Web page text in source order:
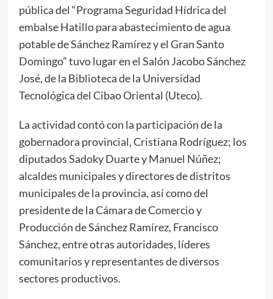
pública del “Programa Seguridad Hídrica del
embalse Hatillo para abastecimiento de agua
potable de Sánchez Ramírez y el Gran Santo
Domingo” tuvo lugar en el Salón Jacobo Sánchez
José, de la Biblioteca de la Universidad
Tecnológica del Cibao Oriental (Uteco).
La actividad contó con la participación de la
gobernadora provincial, Cristiana Rodríguez; los
diputados Sadoky Duarte y Manuel Núñez;
alcaldes municipales y directores de distritos
municipales de la provincia, así como del
presidente de la Cámara de Comercio y
Producción de Sánchez Ramírez, Francisco
Sánchez, entre otras autoridades, líderes
comunitarios y representantes de diversos
sectores productivos.